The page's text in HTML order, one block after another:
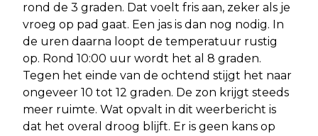
rond de 3 graden. Dat voelt fris aan, zeker als je
vroeg op pad gaat. Een jas is dan nog nodig. In
de uren daarna loopt de temperatuur rustig
op. Rond 10:00 uur wordt het al 8 graden.
Tegen het einde van de ochtend stijgt het naar
ongeveer 10 tot 12 graden. De zon krijgt steeds
meer ruimte. Wat opvalt in dit weerbericht is
dat het overal droog blijft. Er is geen kans op